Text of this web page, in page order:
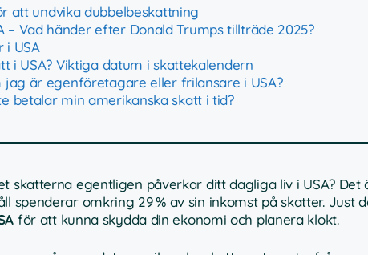
att undvika dubbelbeskattning
– Vad händer efter Donald Trumps tillträde 2025?
i USA
i USA? Viktiga datum i skattekalendern
är egenföretagare eller frilansare i USA?
betalar min amerikanska skatt i tid?
skatterna egentligen påverkar ditt dagliga liv i USA? Det
spenderar omkring 29 % av sin inkomst på skatter. Just
för att kunna skydda din ekonomi och planera klokt.